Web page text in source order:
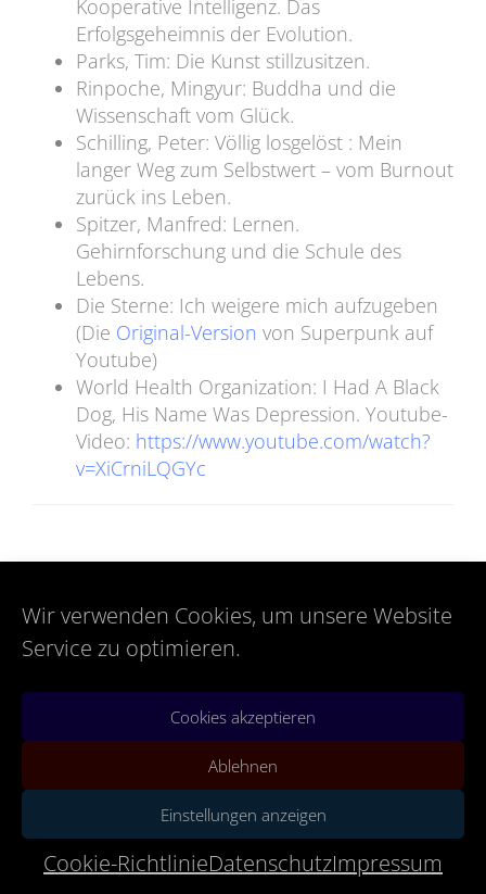
Wir verwenden Cookies, um unsere Website
Service zu optimieren.
Cookies akzeptieren
Ablehnen
Einstellungen anzeigen
Cookie-RichtlinieDatenschutzImpressum
Kooperative Intelligenz. Das
Erfolgsgeheimnis der Evolution.
Parks, Tim: Die Kunst stillzusitzen.
Rinpoche, Mingyur: Buddha und die
Wissenschaft vom Glück.
Schilling, Peter: Völlig losgelöst : Mein
langer Weg zum Selbstwert – vom Burnout
zurück ins Leben.
Spitzer, Manfred: Lernen.
Gehirnforschung und die Schule des
Lebens.
Die Sterne: Ich weigere mich aufzugeben
(Die Original-Version von Superpunk auf
Youtube)
World Health Organization: I Had A Black
Dog, His Name Was Depression. Youtube-
Video: https://www.youtube.com/watch?
v=XiCrniLQGYc
It’s gonna be good, that’s what we can hope for. After
all, it can only get better.